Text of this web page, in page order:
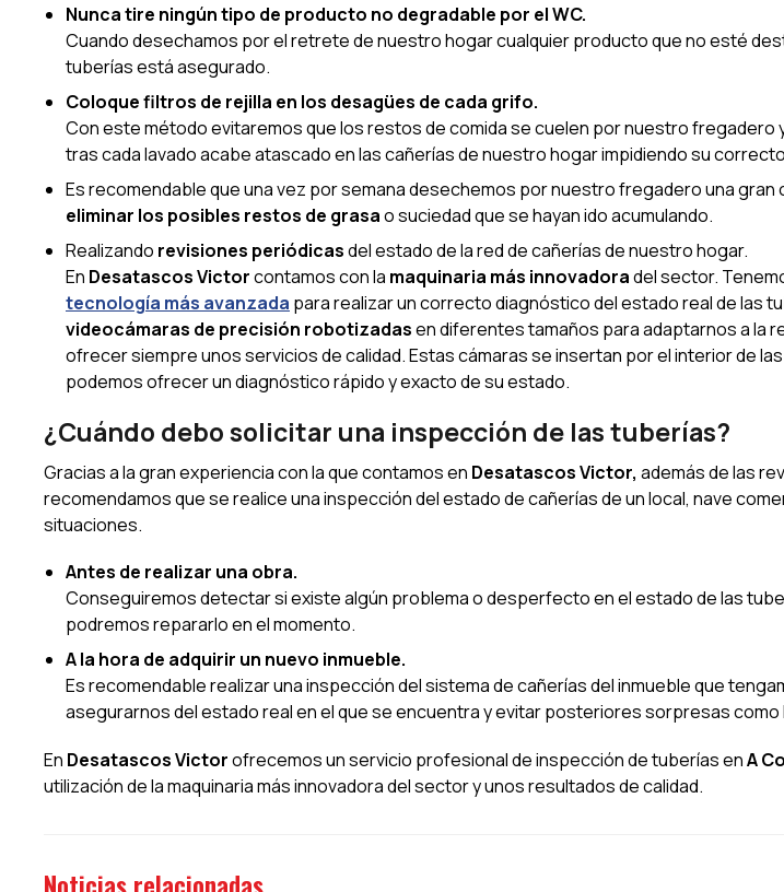
Nunca tire ningún tipo de producto no degradable por el WC.
Cuando desechamos por el retrete de nuestro hogar cualquier producto que no esté
tuberías está asegurado.
Coloque filtros de rejilla en los desagües de cada grifo.
Con este método evitaremos que los restos de comida se cuelen por nuestro fregadero
tras cada lavado acabe atascado en las cañerías de nuestro hogar impidiendo su
Es recomendable que una vez por semana desechemos por nuestro fregadero una gran
eliminar los posibles restos de grasao suciedad que se hayan ido acumulando.
Realizando revisiones periódicasdel estado de la red de cañerías de nuestro hogar.
En Desatascos Victorcontamos con la maquinaria más innovadoradel sector.
tecnología más avanzada para realizar un correcto diagnóstico del estado real de las
videocámaras de precisión robotizadasen diferentes tamaños para adaptarnos a la
ofrecer siempre unos servicios de calidad. Estas cámaras se insertan por el interior de
podemos ofrecer un diagnóstico rápido y exacto de su estado.
¿Cuándo debo solicitar una inspección de las tuberías?
Gracias a la gran experiencia con la que contamos en Desatascos Victor, además de las
recomendamos que se realice una inspección del estado de cañerías de un local, nave
situaciones.
Antes de realizar una obra.
Conseguiremos detectar si existe algún problema o desperfecto en el estado de las
podremos repararlo en el momento.
A la hora de adquirir un nuevo inmueble.
Es recomendable realizar una inspección del sistema de cañerías del inmueble que
asegurarnos del estado real en el que se encuentra y evitar posteriores sorpresas como
En Desatascos Victorofrecemos un servicio profesional de inspección de tuberías enA
utilización de la maquinaria más innovadora del sector y unos resultados de calidad.